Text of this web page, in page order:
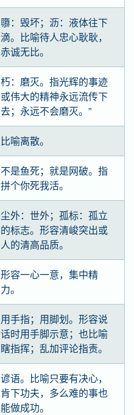
隳：毁坏；沥：液体往下
滴。比喻待人忠心耿耿，
赤诚无比。
朽：磨灭。指光辉的事迹
或伟大的精神永远流传下
去；永远不会磨灭。”
比喻离散。
不是鱼死；就是网破。指
拼个你死我活。
尘外：世外；孤标：孤立
的标志。形容清峻突出或
人的清高品质。
形容一心一意，集中精
力。
用手指；用脚划。形容说
话时用手脚示意；也比喻
瞎指挥；乱加评论指责。
谚语。比喻只要有决心，
肯下功夫，多么难的事也
能做成功。